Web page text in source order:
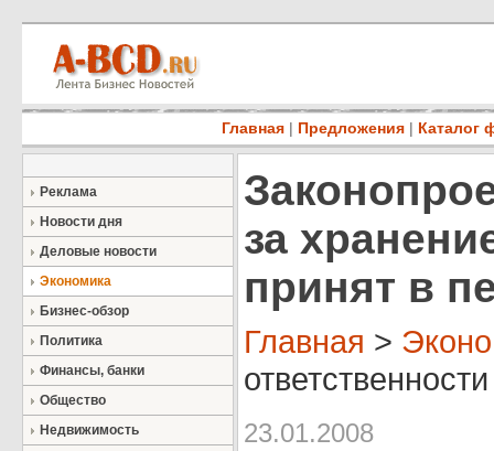
Главная | Предложения | Каталог
Реклама
Новости дня
Деловые новости
Экономика
Бизнес-обзор
Политика
Финансы, банки
Общество
Недвижимость
за
принят в
Главная >
23.01.2008